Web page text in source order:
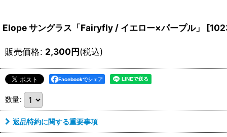
Elope サングラス「Fairyfly / イエロー×パープル」 [
販売価格: 2,300円(税込)
Facebookでシェア
数量:
返品特約に関する重要事項